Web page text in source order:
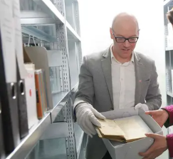
Vertreter des öffentlichen
hunderte Salzburgerinnen
Landesrat Josef Schwaiger am
Dom die letzte Ehre.